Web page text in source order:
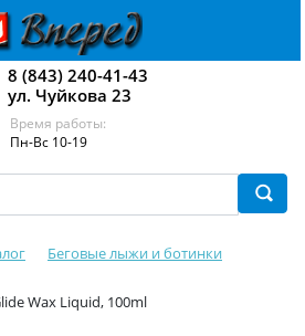
8 (843) 240-41-43
ул. Чуйкова 23
Время работы:
Пн-Вс 10-19
Беговые лыжи и ботинки
Wax Liquid, 100ml